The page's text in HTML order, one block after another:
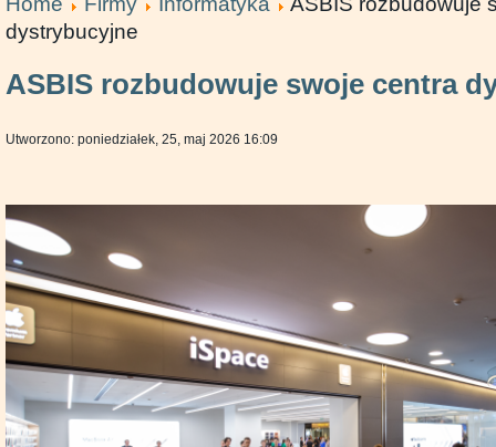
dystrybucyjne
ASBIS rozbudowuje swoje centra
Utworzono: poniedziałek, 25, maj 2026 16:09